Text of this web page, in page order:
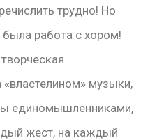
трудно! Но
работа с хором!
музыки,
единомышленниками,
жест, на каждый